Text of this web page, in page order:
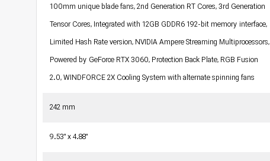
100mm unique blade fans, 2nd Generation RT Cores, 3rd Generation
Tensor Cores, Integrated with 12GB GDDR6 192-bit memory interface,
Limited Hash Rate version, NVIDIA Ampere Streaming Multiprocessors,
Powered by GeForce RTX 3060, Protection Back Plate, RGB Fusion
2.0, WINDFORCE 2X Cooling System with alternate spinning fans
242 mm
9.53" x 4.88"